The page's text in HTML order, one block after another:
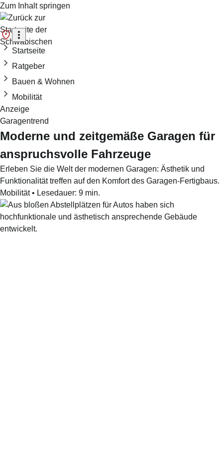
Zum Inhalt springen
Startseite
Ratgeber
Bauen & Wohnen
Mobilität
Anzeige
Garagentrend
Moderne und zeitgemäße Garagen für
anspruchsvolle Fahrzeuge
Erleben Sie die Welt der modernen Garagen: Ästhetik und
Funktionalität treffen auf den Komfort des Garagen-Fertigbaus.
Mobilität • Lesedauer: 9 min.